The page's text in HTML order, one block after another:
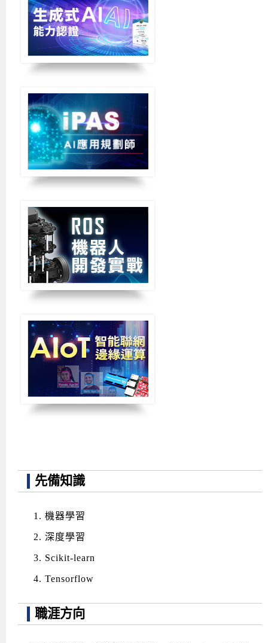
先備知識
機器學習
深度學習
Scikit-learn
Tensorflow
職涯方向